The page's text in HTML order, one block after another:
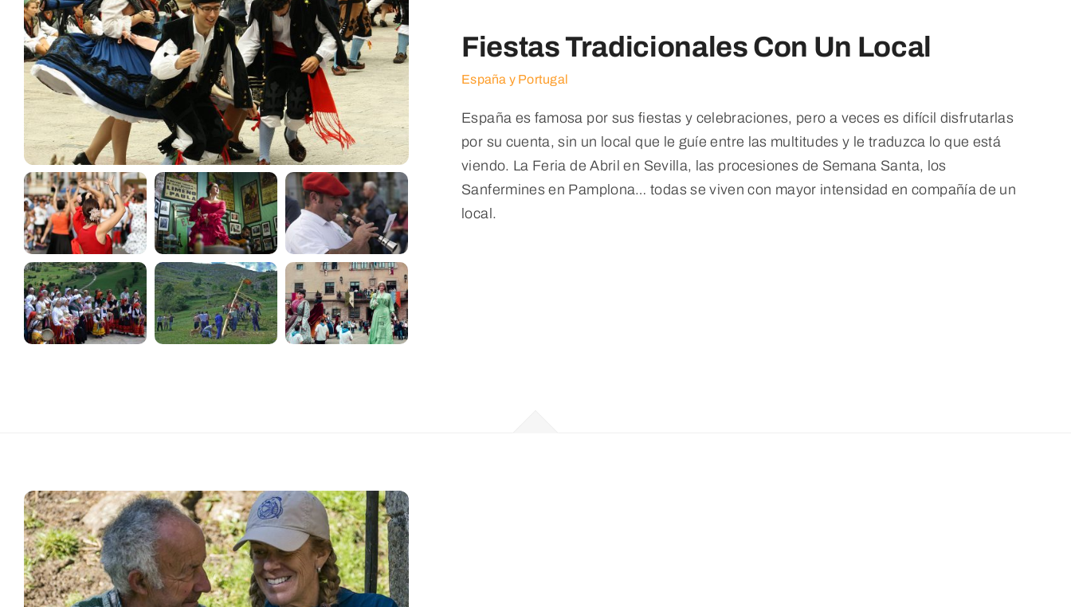
Fiestas Tradicionales Con Un Local
España y Portugal
España es famosa por sus fiestas y celebraciones, pero a veces es difícil disfrutarlas
por su cuenta, sin un local que le guíe entre las multitudes y le traduzca lo que está
viendo. La Feria de Abril en Sevilla, las procesiones de Semana Santa, los
Sanfermines en Pamplona… todas se viven con mayor intensidad en compañía de un
local.